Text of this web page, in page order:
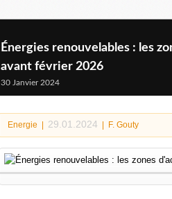
Énergies renouvelables : les
avant février 2026
30 Janvier 2024
Energie 29.01.2024 F. Gouty